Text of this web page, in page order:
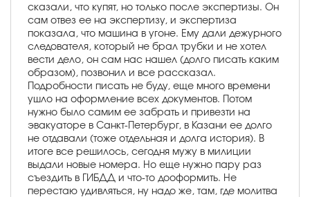
сказали, что купят, но только после экспертизы. Он
сам отвез ее на экспертизу, и экспертиза
показала, что машина в угоне. Ему дали дежурного
следователя, который не брал трубки и не хотел
вести дело, он сам нас нашел (долго писать каким
образом), позвонил и все рассказал.
Подробности писать не буду, еще много времени
ушло на оформление всех документов. Потом
нужно было самим ее забрать и привезти на
эвакуаторе в Санкт-Петербург, в Казани ее долго
не отдавали (тоже отдельная и долга история). В
итоге все решилось, сегодня мужу в милиции
выдали новые номера. Но еще нужно пару раз
съездить в ГИБДД и что-то дооформить. Не
перестаю удивляться, ну надо же, там, где молитва